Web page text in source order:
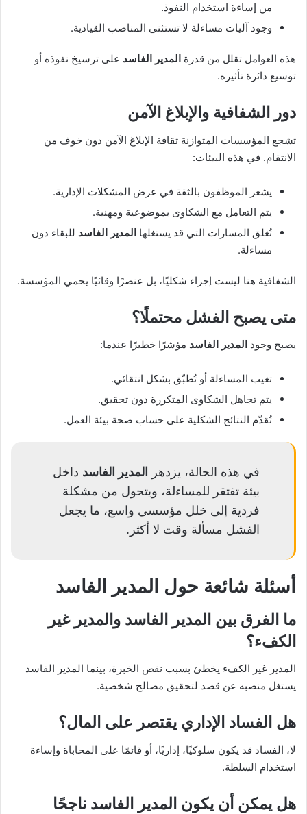
من إساءة استخدام النفوذ.
وجود آليات مساءلة لا تستثني المناصب القيادية.
هذه العوامل تقلل من قدرة المدير الفاسد على ترسيخ نفوذه أو
توسيع دائرة تأثيره.
دور الشفافية والإبلاغ الآمن
تشجع المؤسسات المتوازنة ثقافة الإبلاغ الآمن دون خوف من
الانتقام. في هذه البيئات:
يشعر الموظفون بالثقة في عرض المشكلات الإدارية.
يتم التعامل مع الشكاوى بموضوعية ومهنية.
تُغلق المسارات التي قد يستغلها المدير الفاسد للبقاء دون
مساءلة.
الشفافية هنا ليست إجراء شكليًا، بل عنصرًا وقائيًا يحمي المؤسسة.
متى يصبح الفشل محتملًا؟
يصبح وجود المدير الفاسد مؤشرًا خطيرًا عندما:
تغيب المساءلة أو تُطبّق بشكل انتقائي.
يتم تجاهل الشكاوى المتكررة دون تحقيق.
تُقدّم النتائج الشكلية على حساب صحة بيئة العمل.
في هذه الحالة، يزدهر المدير الفاسد داخل
بيئة تفتقر للمساءلة، ويتحول من مشكلة
فردية إلى خلل مؤسسي واسع، ما يجعل
الفشل مسألة وقت لا أكثر.
أسئلة شائعة حول المدير الفاسد
ما الفرق بين المدير الفاسد والمدير غير
الكفء؟
المدير غير الكفء يخطئ بسبب نقص الخبرة، بينما المدير الفاسد
يستغل منصبه عن قصد لتحقيق مصالح شخصية.
هل الفساد الإداري يقتصر على المال؟
لا، الفساد قد يكون سلوكيًا، إداريًا، أو قائمًا على المحاباة وإساءة
استخدام السلطة.
هل يمكن أن يكون المدير الفاسد ناجحًا